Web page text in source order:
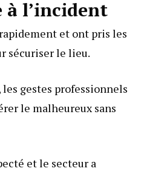
à l’incident
et ont pris les
sécuriser le lieu.
gestes professionnels
le malheureux sans
et le secteur a